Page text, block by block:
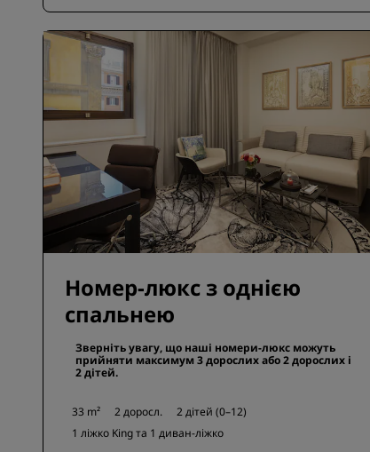
Номер-люкс з однією
спальнею
Зверніть увагу, що наші номери-люкс можуть
прийняти максимум 3 дорослих або 2 дорослих і
2 дітей.
33 m² 2 доросл.
2 дітей (0–12)
1 ліжко King та 1 диван-ліжко